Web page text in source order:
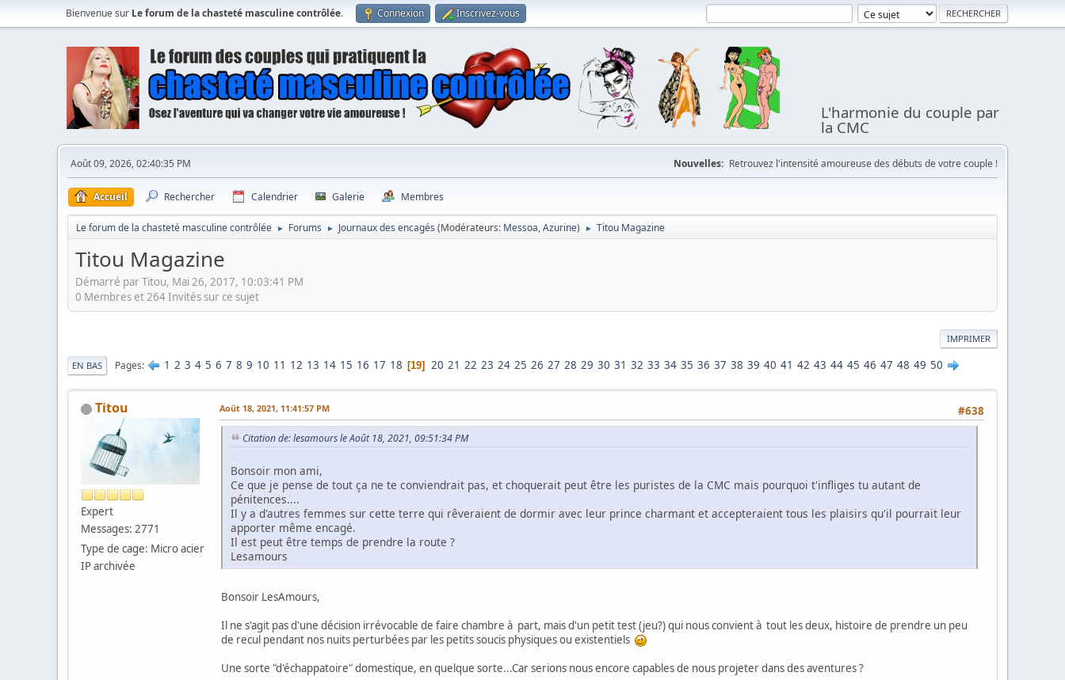
Bienvenue sur Le forum de la chasteté masculine contrôlée. Connexion Inscrivez-vous
L'harmonie du couple par
la CMC
Août 09, 2026, 02:40:35 PM Nouvelles: Retrouvez l'intensité amoureuse des débuts de votre couple !
Accueil Rechercher Calendrier Galerie Membres
Le forum de la chasteté masculine contrôlée ► Forums ► Journaux des encagés (Modérateurs: Messoa,Azurine) ► Titou Magazine
Titou Magazine
Démarré par Titou, Mai 26, 2017, 10:03:41 PM
0 Membres et 264 Invités sur ce sujet
IMPRIMER
EN BAS Pages 1 2 3 4 5 6 7 8 9 10 11 12 13 14 15 16 17 18 19 20 21 22 23 24 25 26 27 28 29 30 31 32 33 34 35 36 37 38 39 40 41 42 43 44 45 46 47 48 49 50
Titou
Expert
Messages: 2771
Type de cage: Micro acier
IP archivée
#638
Août 18, 2021, 11:41:57 PM
Citation de: lesamours le Août 18, 2021, 09:51:34 PM
Bonsoir mon ami,
Ce que je pense de tout ça ne te conviendrait pas, et choquerait peut être les puristes de la CMC mais pourquoi t'infliges tu autant de
pénitences....
Il y a d'autres femmes sur cette terre qui rêveraient de dormir avec leur prince charmant et accepteraient tous les plaisirs qu'il pourrait leur
apporter même encagé.
Il est peut être temps de prendre la route ?
Lesamours
Bonsoir LesAmours,
Il ne s'agit pas d'une décision irrévocable de faire chambre à part, mais d'un petit test (jeu?) qui nous convient à tout les deux, histoire de prendre un peu
de recul pendant nos nuits perturbées par les petits soucis physiques ou existentiels
Une sorte "d'échappatoire" domestique, en quelque sorte...Car serions nous encore capables de nous projeter dans des aventures ?